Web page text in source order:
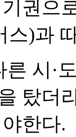
권으
스)과
른 시·
탔더
한다.